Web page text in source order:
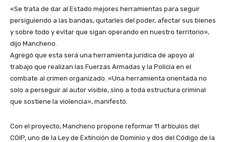
«Se trata de dar al Estado mejores herramientas para seguir
persiguiendo a las bandas, quitarles del poder, afectar sus bienes
y sobre todo y evitar que sigan operando en nuestro territorio»,
dijo Mancheno.
Agregó que esta será una herramienta jurídica de apoyo al
trabajo que realizan las Fuerzas Armadas y la Policía en el
combate al crimen organizado. «Una herramienta orientada no
solo a perseguir al autor visible, sino a toda estructura criminal
que sostiene la violencia», manifestó.
Con el proyecto, Mancheno propone reformar 11 artículos del
COIP, uno de la Ley de Extinción de Dominio y dos del Código de la